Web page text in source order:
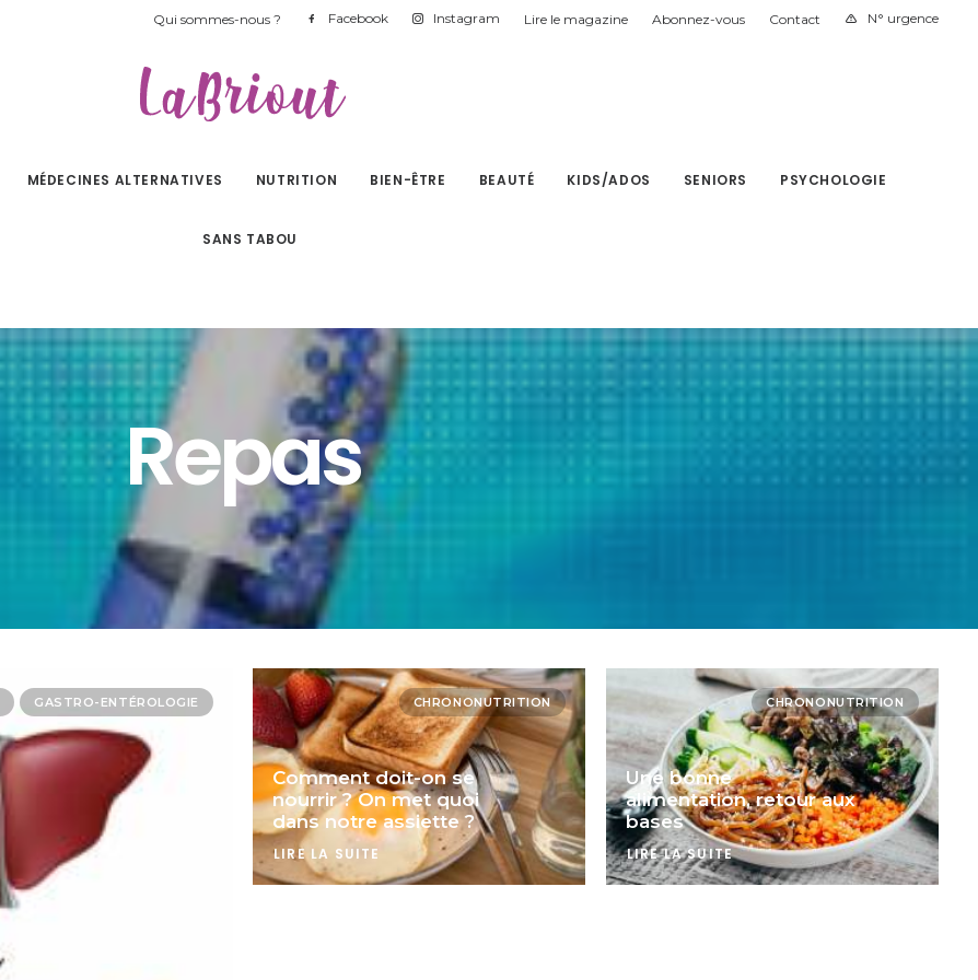
Qui sommes-nous ? Facebook Instagram Lire le magazine Abonnez-vous Contact N° urgence
MÉDECINES ALTERNATIVES NUTRITION BIEN-ÊTRE BEAUTÉ KIDS/ADOS SENIORS PSYCHOLOGIE
SANS TABOU
Repas
GASTRO-ENTÉROLOGIE CHRONONUTRITION
Comment doit-on se
nourrir ? On met quoi
dans notre assiette ?
LIRE LA SUITE
CHRONONUTRITION
Une bonne
alimentation, retour aux
bases
LIRE LA SUITE